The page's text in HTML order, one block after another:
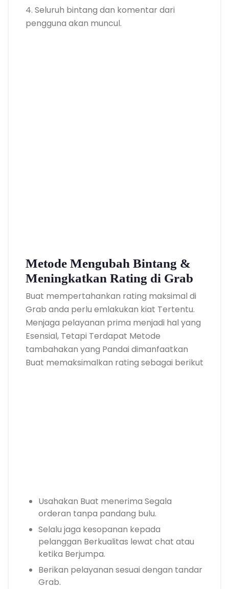
4. Seluruh bintang dan komentar dari
pengguna akan muncul.
Metode Mengubah Bintang &
Meningkatkan Rating di Grab
Buat mempertahankan rating maksimal di
Grab anda perlu emlakukan kiat Tertentu.
Menjaga pelayanan prima menjadi hal yang
Esensial, Tetapi Terdapat Metode
tambahakan yang Pandai dimanfaatkan
Buat memaksimalkan rating sebagai berikut
Usahakan Buat menerima Segala
orderan tanpa pandang bulu.
Selalu jaga kesopanan kepada
pelanggan Berkualitas lewat chat atau
ketika Berjumpa.
Berikan pelayanan sesuai dengan tandar
Grab.